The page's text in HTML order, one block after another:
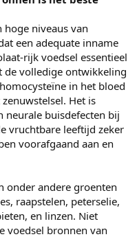
hoge niveaus van
een adequate inname
rijk voedsel essentieel
de volledige ontwikkeling
in het bloed
Het is
neurale buisdefecten bij
vruchtbare leeftijd zeker
voorafgaand aan en
onder andere groenten
raapstelen, peterselie,
en linzen. Niet
voedsel bronnen van